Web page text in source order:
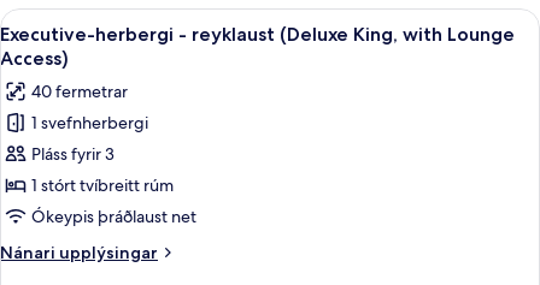
2
einbreið
reyklaust
Skoða
allar
myndir
fyrir
Executive-
herbergi
-
reyklaust
(Deluxe
King,
Executive-herbergi - reyklaust
24
Executive-herbergi - reyklaust (Deluxe King, with Lounge
Access)
40 fermetrar
1 svefnherbergi
Pláss fyrir 3
1 stórt tvíbreitt rúm
Ókeypis þráðlaust net
Nánari upplýsingar
Nánari